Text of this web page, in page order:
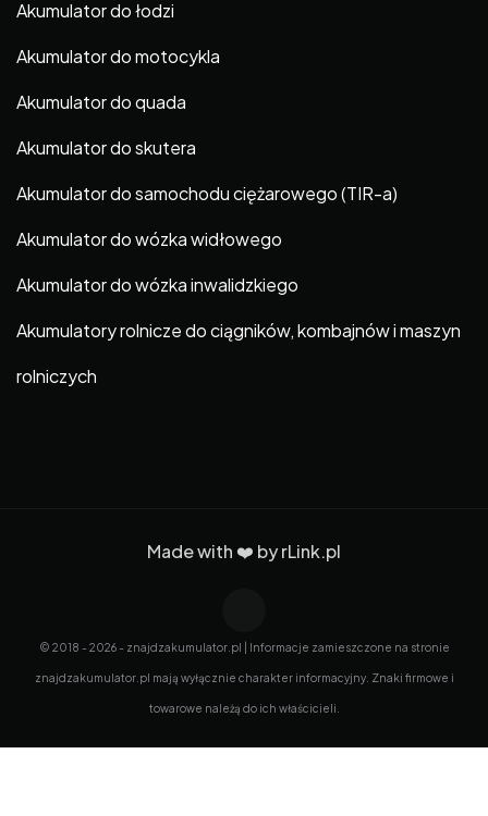
Akumulator do łodzi
Akumulator do motocykla
Akumulator do quada
Akumulator do skutera
Akumulator do samochodu ciężarowego (TIR-a)
Akumulator do wózka widłowego
Akumulator do wózka inwalidzkiego
Akumulatory rolnicze do ciągników, kombajnów i maszyn
rolniczych
Made with ❤️ byrLink.pl
© 2018 - 2026 - znajdzakumulator.pl | Informacje zamieszczone na stronie
znajdzakumulator.pl mają wyłącznie charakter informacyjny. Znaki firmowe i
towarowe należą do ich właścicieli.